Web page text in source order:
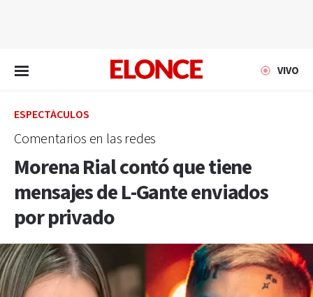
VIVO
ESPECTÁCULOS
Comentarios en las redes
Morena Rial contó que tiene
mensajes de L-Gante enviados
por privado